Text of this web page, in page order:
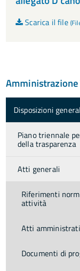
Scarica il file
Disposizioni
Piano triennale
della trasparenza
Atti generali
Riferimenti
attività
Atti
Documenti di